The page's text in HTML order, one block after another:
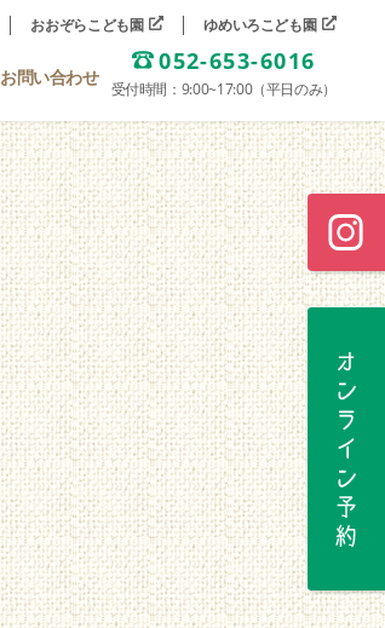
おおぞらこども園 ゆめいろこども園
お問い合わせ
052-653-6016
受付時間：9:00~17:00（平日のみ）